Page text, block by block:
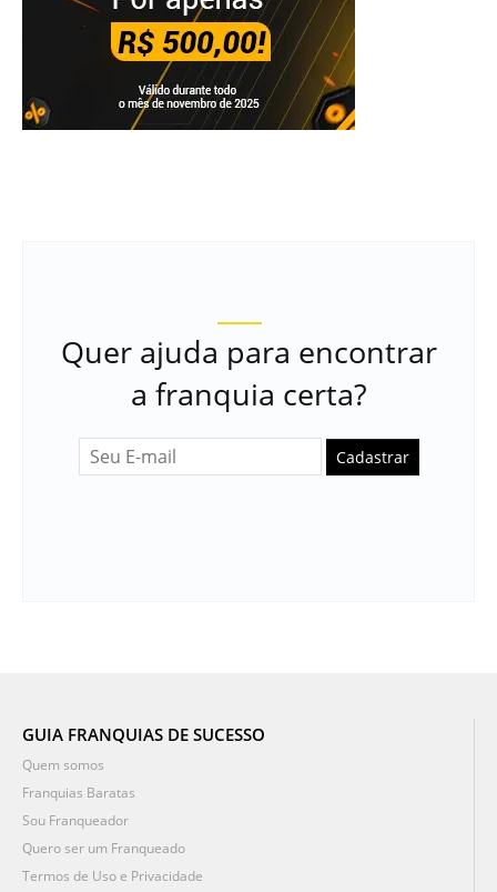
Quer ajuda para encontrar
a franquia certa?
Cadastrar
GUIA FRANQUIAS DE SUCESSO
Quem somos
Franquias Baratas
Sou Franqueador
Quero ser um Franqueado
Termos de Uso e Privacidade